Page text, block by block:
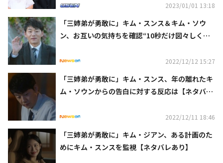
2023/01/01 13:18
「三姉弟が勇敢に」キム・スンス＆キム・ソウ
ン、お互いの気持ちを確認“10秒だけ図々しくな
2022/12/12 15:27
「三姉弟が勇敢に」キム・スンス、年の離れたキ
ム・ソウンからの告白に対する反応は【ネタバレ
2022/12/11 18:46
「三姉弟が勇敢に」キム・ジアン、ある計画のた
めにキム・スンスを監視【ネタバレあり】